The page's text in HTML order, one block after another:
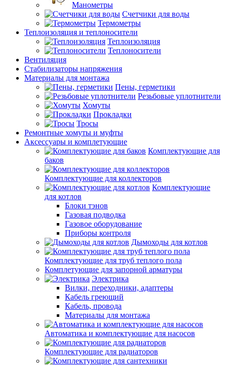
Манометры
Счетчики для воды
Термометры
Теплоизоляция и теплоносители
Теплоизоляция
Теплоносители
Вентиляция
Стабилизаторы напряжения
Материалы для монтажа
Пены, герметики
Резьбовые уплотнители
Хомуты
Прокладки
Тросы
Ремонтные хомуты и муфты
Аксессуары и комплетующие
Комплектующие для
баков
Комплектующие для коллекторов
Комплектующие
для котлов
Блоки тэнов
Газовая подводка
Газовое оборудование
Приборы контроля
Дымоходы для котлов
Комплектующие для труб теплого пола
Комплетующие для запорной арматуры
Электрика
Вилки, переходники, адаптеры
Кабель греющий
Кабель, провода
Материалы для монтажа
Автоматика и комплектующие для насосов
Комплектующие для радиаторов